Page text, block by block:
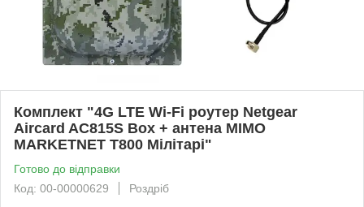
Комплект "4G LTE Wi-Fi роутер Netgear
Aircard AC815S Box + антена MIMO
MARKETNET T800 Мілітарі"
Готово до відправки
Код: 00-00000629
Роздріб